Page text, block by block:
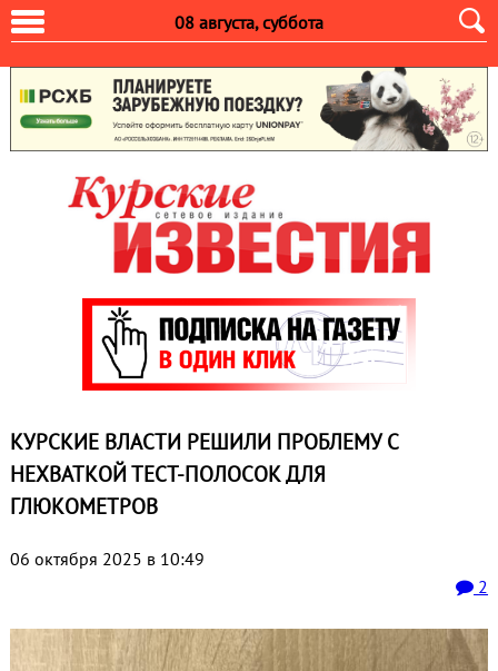
08 августа, суббота
КУРСКИЕ ВЛАСТИ РЕШИЛИ ПРОБЛЕМУ С
НЕХВАТКОЙ ТЕСТ-ПОЛОСОК ДЛЯ
ГЛЮКОМЕТРОВ
06 октября 2025 в 10:49
2